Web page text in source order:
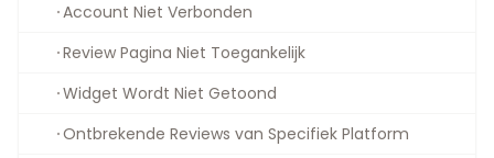
Account Niet Verbonden
Review Pagina Niet Toegankelijk
Widget Wordt Niet Getoond
Ontbrekende Reviews van Specifiek Platform